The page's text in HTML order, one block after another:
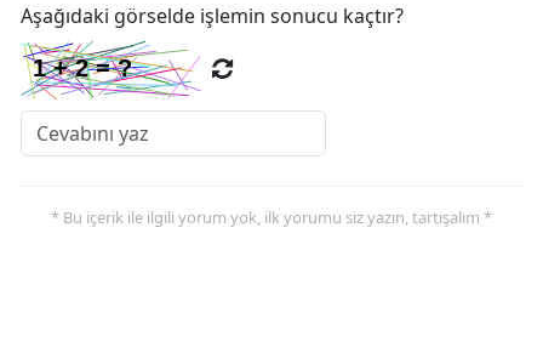
Aşağıdaki görselde işlemin sonucu kaçtır?
* Bu içerik ile ilgili yorum yok, ilk yorumu siz yazın, tartışalım *